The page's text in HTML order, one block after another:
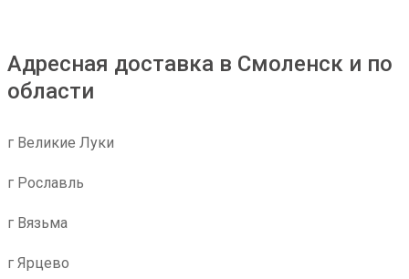
Адресная доставка в Смоленск и по
области
г Великие Луки
г Рославль
г Вязьма
г Ярцево